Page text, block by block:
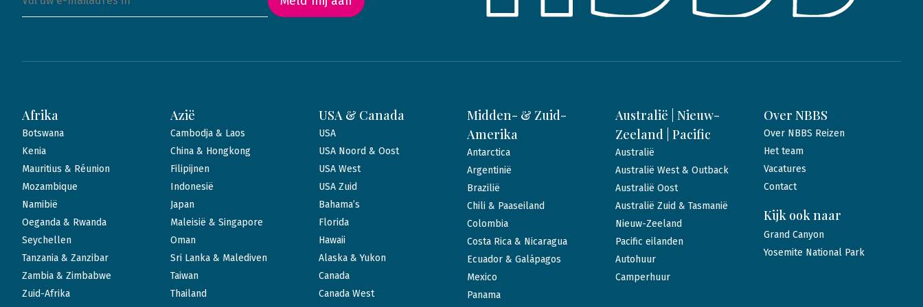
Afrika
Botswana
Kenia
Mauritius & Réunion
Mozambique
Namibië
Oeganda & Rwanda
Seychellen
Tanzania & Zanzibar
Zambia & Zimbabwe
Zuid-Afrika
Azië
Cambodja & Laos
China & Hongkong
Filipijnen
Indonesië
Japan
Maleisië & Singapore
Oman
Sri Lanka & Malediven
Taiwan
Thailand
USA & Canada
USA
USA Noord & Oost
USA West
USA Zuid
Bahama’s
Florida
Hawaii
Alaska & Yukon
Canada
Canada West
Midden- & Zuid-
Amerika
Antarctica
Argentinië
Brazilië
Chili & Paaseiland
Colombia
Costa Rica & Nicaragua
Ecuador & Galápagos
Mexico
Panama
Australië | Nieuw-
Zeeland | Pacific
Australië
Australië West & Outback
Australië Oost
Australië Zuid & Tasmanië
Nieuw-Zeeland
Pacific eilanden
Autohuur
Camperhuur
Over NBBS
Over NBBS Reizen
Het team
Vacatures
Contact
Kijk ook naar
Grand Canyon
Yosemite National Park